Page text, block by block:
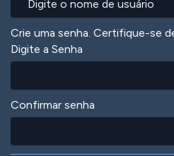
Crie uma senha. Certifique-se
Digite a Senha
Confirmar senha